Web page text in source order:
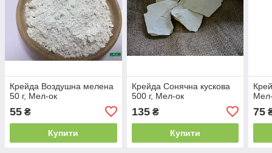
Крейда Воздушна мелена
50 г, Мел-ок
55 ₴
Купити
Крейда Сонячна кускова
500 г, Мел-ок
135₴
Купити
75